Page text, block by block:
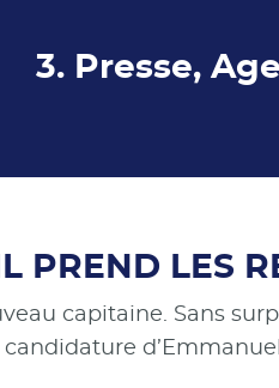
3. Presse,
PREND LES
capitaine. Sans